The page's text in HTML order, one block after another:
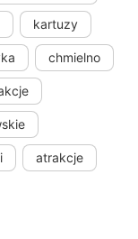
kartuzy
chmielno
atrakcje